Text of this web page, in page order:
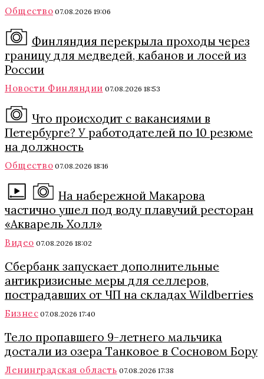
Общество 07.08.2026 19:06
Финляндия перекрыла проходы через
границу для медведей, кабанов и лосей из
России
Новости Финляндии 07.08.2026 18:53
Что происходит с вакансиями в
Петербурге? У работодателей по 10 резюме
на должность
Общество 07.08.2026 18:16
На набережной Макарова
частично ушел под воду плавучий ресторан
«Акварель Холл»
Видео 07.08.2026 18:02
Сбербанк запускает дополнительные
антикризисные меры для селлеров,
пострадавших от ЧП на складах Wildberries
Бизнес 07.08.2026 17:40
Тело пропавшего 9-летнего мальчика
достали из озера Танковое в Сосновом Бору
Ленинградская область 07.08.2026 17:38